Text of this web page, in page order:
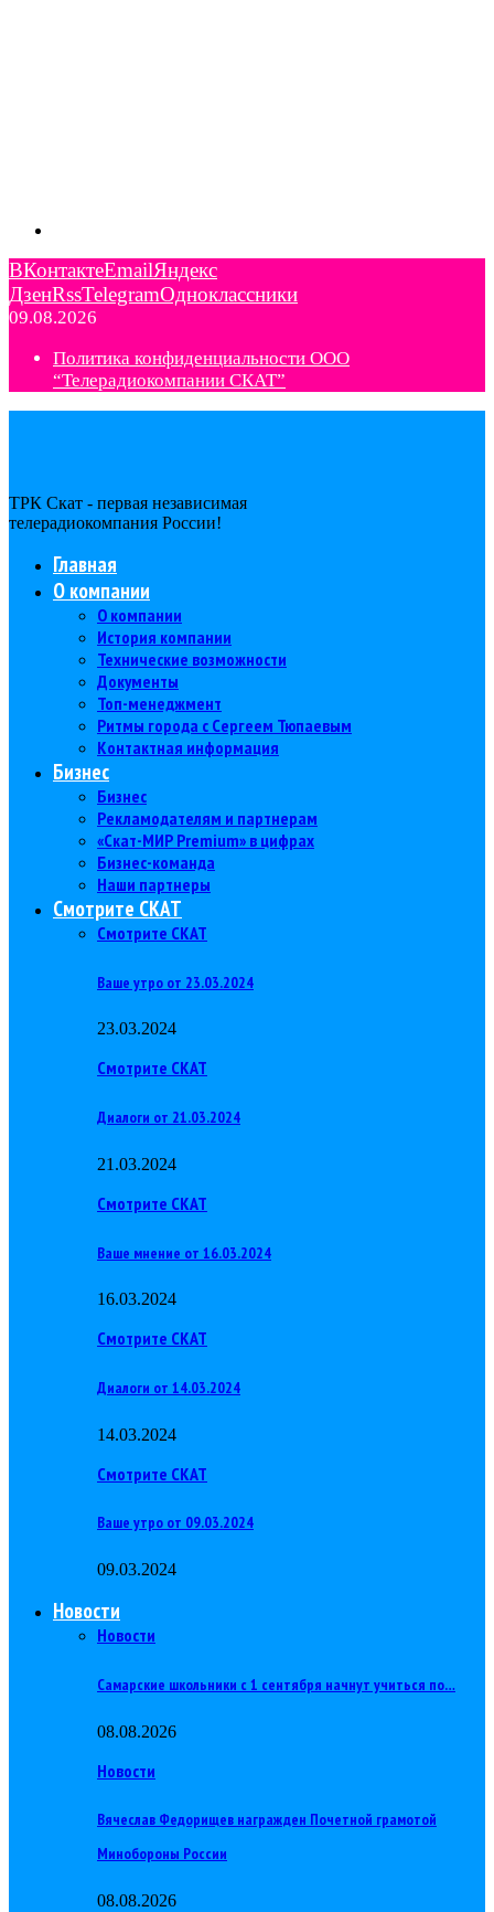
ВКонтактеEmailЯндекс
ДзенRssTelegramОдноклассники
09.08.2026
Политика конфиденциальности ООО
“Телерадиокомпании СКАТ”
ТРК Скат - первая независимая
телерадиокомпания Роcсии!
Главная
О компании
О компании
История компании
Технические возможности
Документы
Топ-менеджмент
Ритмы города с Сергеем Тюпаевым
Контактная информация
Бизнес
Бизнес
Рекламодателям и партнерам
«Скат-МИР Premium» в цифрах
Бизнес-команда
Наши партнеры
Смотрите СКАТ
Смотрите СКАТ
Ваше утро от 23.03.2024
23.03.2024
Смотрите СКАТ
Диалоги от 21.03.2024
21.03.2024
Смотрите СКАТ
Ваше мнение от 16.03.2024
16.03.2024
Смотрите СКАТ
Диалоги от 14.03.2024
14.03.2024
Смотрите СКАТ
Ваше утро от 09.03.2024
09.03.2024
Новости
Новости
Самарские школьники с 1 сентября начнут учиться по…
08.08.2026
Новости
Вячеслав Федорищев награжден Почетной грамотой
Минобороны России
08.08.2026